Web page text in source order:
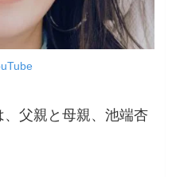
父親と母親、池端杏